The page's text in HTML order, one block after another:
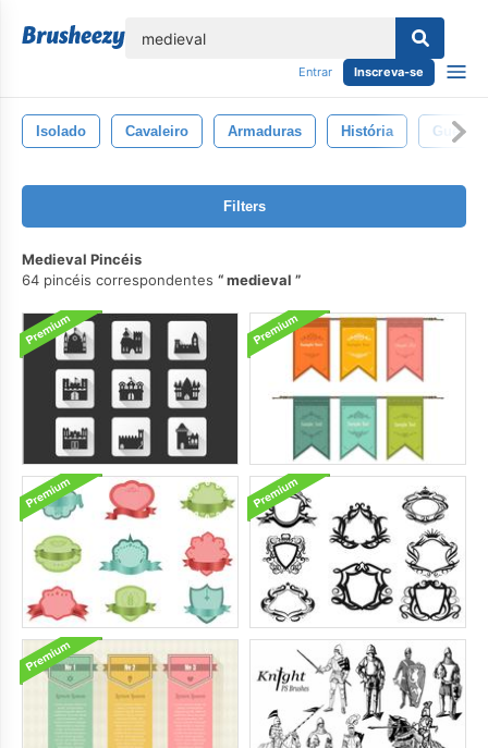
Entrar Inscreva-se
Isolado Cavaleiro Armaduras História
Filters
Medieval Pincéis
64 pincéis correspondentes
medieval